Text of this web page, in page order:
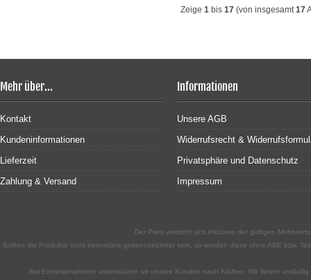
Zeige 1 bis 17 (von insgesamt17
Mehr über...
Kontakt
Kundeninformationen
Lieferzeit
Zahlung & Versand
Informationen
Unsere AGB
Widerrufsrecht &
Privatsphäre und Datenschutz
Impressum
Der Preis versteht sich inklusive der gültigen
Sollten die Produkte nicht besonders gekennzeichnet sein, so werden diese ohne ABE bzw.
Bei Einzelabnahmen unterstützen wir unsere Kunden nach Kräften. Wir liefern